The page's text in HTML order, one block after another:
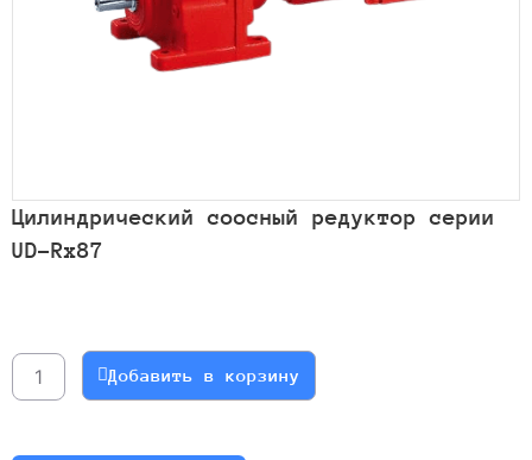
Цилиндрический соосный редуктор серии
UD-Rx87
Цилиндрический
соосный
Добавить в корзину